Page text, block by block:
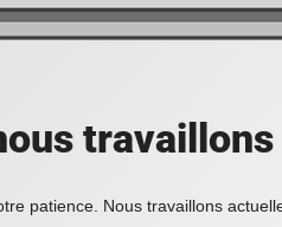
patience. Nous travaillons